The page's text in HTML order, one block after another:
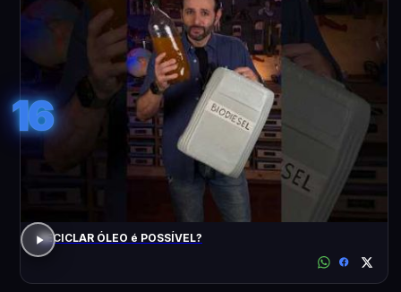
16
RECICLAR ÓLEO é POSSÍVEL?